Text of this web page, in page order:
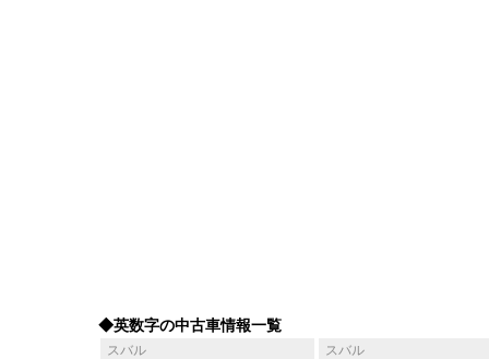
◆英数字の中古車情報一覧
スバル
スバル